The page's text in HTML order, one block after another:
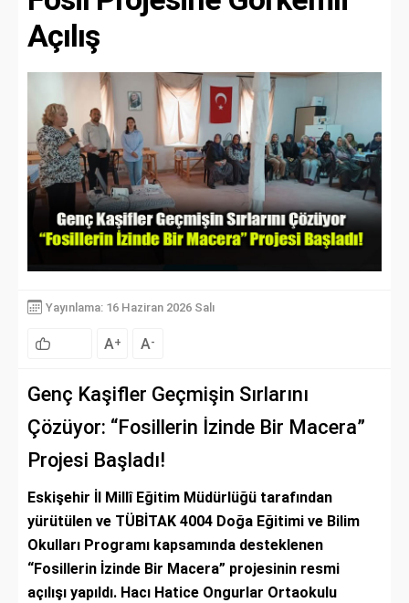
Açılış
Yayınlama: 16 Haziran 2026 Salı
A+ A-
Genç Kaşifler Geçmişin Sırlarını
Çözüyor: “Fosillerin İzinde Bir Macera”
Projesi Başladı!
Eskişehir İl Millî Eğitim Müdürlüğü tarafından
yürütülen ve TÜBİTAK 4004 Doğa Eğitimi ve Bilim
Okulları Programı kapsamında desteklenen
“Fosillerin İzinde Bir Macera” projesinin resmi
açılışı yapıldı. Hacı Hatice Ongurlar Ortaokulu